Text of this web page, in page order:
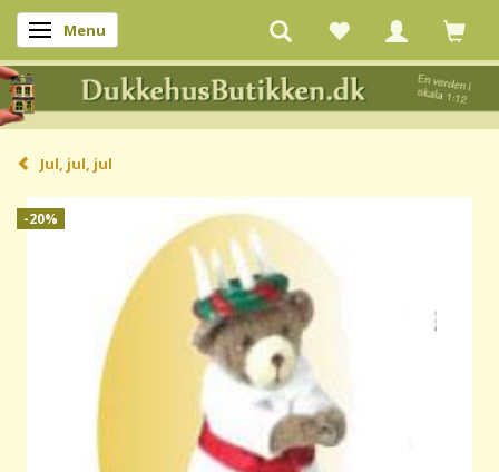
Skifte navigation
Menu
Jul, jul, jul
-20%